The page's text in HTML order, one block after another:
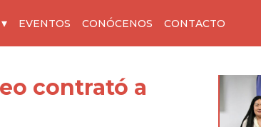
EVENTOS CONÓCENOS CONTACTO
contrató a